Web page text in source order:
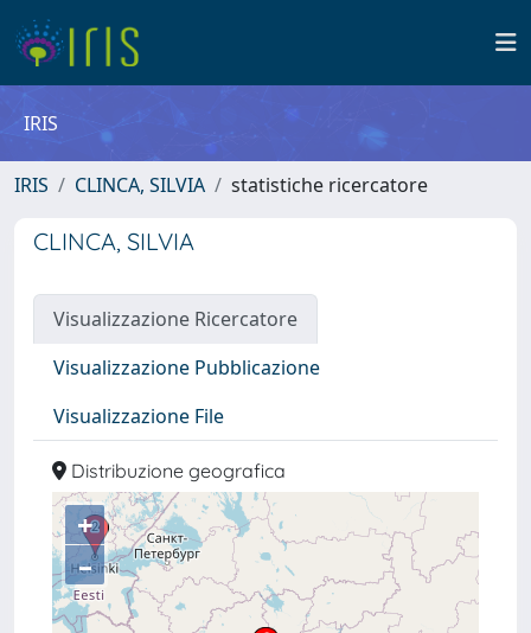
IRIS
IRIS CLINCA, SILVIA statistiche ricercatore
CLINCA, SILVIA
Visualizzazione Ricercatore
Visualizzazione Pubblicazione
Visualizzazione File
Distribuzione geografica
+
–